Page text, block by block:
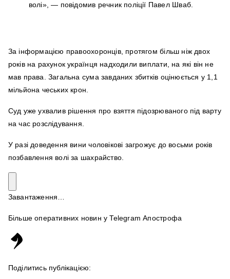
волі», — повідомив речник поліції Павел Шваб.
За інформацією правоохоронців, протягом більш ніж двох
років на рахунок українця надходили виплати, на які він не
мав права. Загальна сума завданих збитків оцінюється у 1,1
мільйона чеських крон.
Суд уже ухвалив рішення про взяття підозрюваного під варту
на час розслідування.
У разі доведення вини чоловікові загрожує до восьми років
позбавлення волі за шахрайство.
Завантаження…
Більше оперативних новин у Telegram Апострофа
Поділитись публікацією: